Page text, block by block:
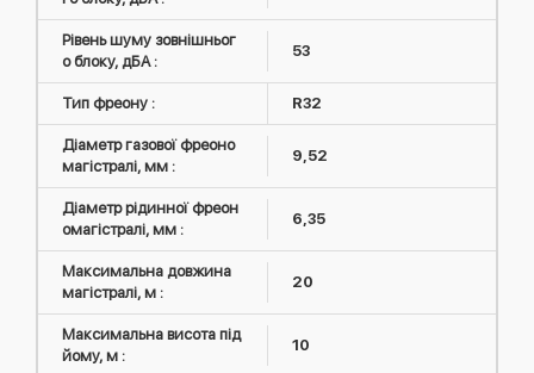
Рівень шуму зовнішньог
о блоку, дБА :
53
Тип фреону : R32
Діаметр газової фреоно
магістралі, мм :
9,52
Діаметр рідинної фреон
омагістралі, мм :
6,35
Максимальна довжина
магістралі, м :
20
Максимальна висота під
йому, м :
10